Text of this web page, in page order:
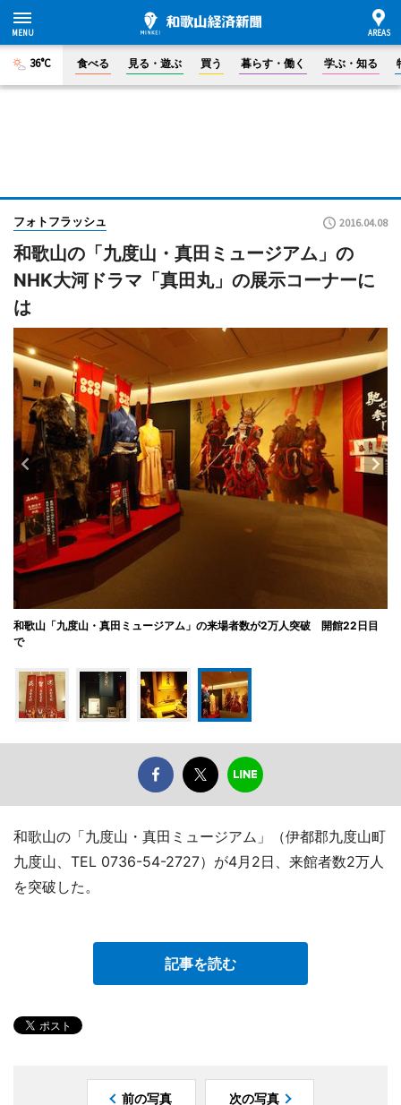
36°C 食べる 見る・遊ぶ 買う 暮らす・働く 学ぶ・知る
フォトフラッシュ 2016.04.08
和歌山の「九度山・真田ミュージアム」の
NHK大河ドラマ「真田丸」の展示コーナーに
は
和歌山「九度山・真田ミュージアム」の来場者数が2万人突破 開館22日目
で
和歌山の「九度山・真田ミュージアム」（伊都郡九度山町
九度山、TEL 0736-54-2727）が4月2日、来館者数2万人
を突破した。
記事を読む
前の写真 次の写真